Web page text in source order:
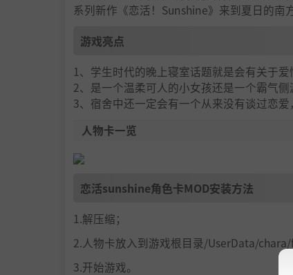
系列新作《恋活！Sunshine》来到夏日的南
游戏亮点
1、学生时代的晚上寝室话题就是会有关于
2、是一个温柔可人的小女孩还是一个霸气
3、宿舍中还一定会有一个从来没有谈过恋
人物卡一览
恋活sunshine角色卡MOD安装方法
1.解压缩；
2.人物卡放入到游戏根目录/UserData/chara/
3.开始游戏。